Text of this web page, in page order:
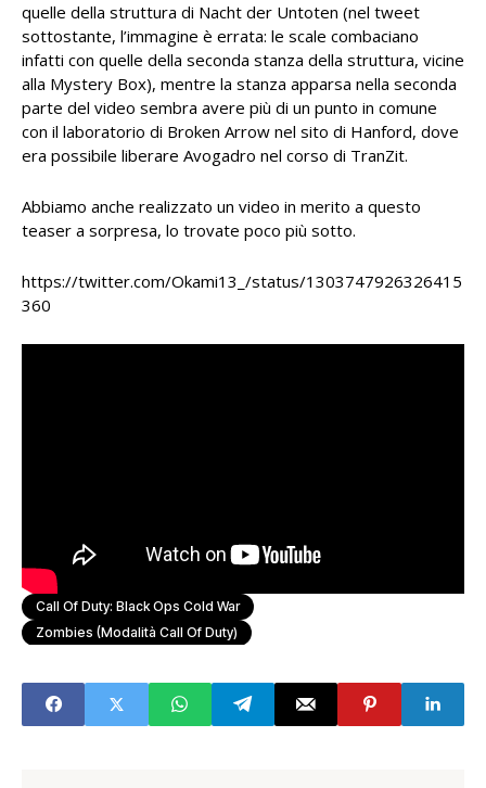
quelle della struttura di Nacht der Untoten (nel tweet
sottostante, l’immagine è errata: le scale combaciano
infatti con quelle della seconda stanza della struttura, vicine
alla Mystery Box), mentre la stanza apparsa nella seconda
parte del video sembra avere più di un punto in comune
con il laboratorio di Broken Arrow nel sito di Hanford, dove
era possibile liberare Avogadro nel corso di TranZit.
Abbiamo anche realizzato un video in merito a questo
teaser a sorpresa, lo trovate poco più sotto.
https://twitter.com/Okami13_/status/1303747926326415
360
Call Of Duty: Black Ops Cold War
Zombies (Modalità Call Of Duty)